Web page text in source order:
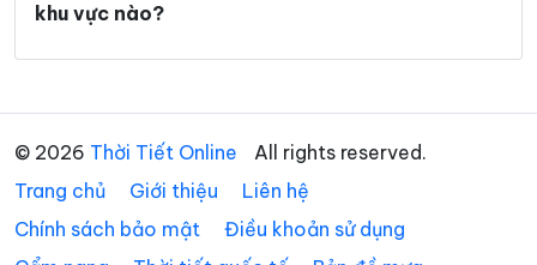
Xã Mường Lống
Xã Mường Típ Xã Mường Xén
Xã Mỹ Lý Xã Na Loi
Xã Na Ngoi Xã Nậm Cắn
Xã Nam Đàn Xã Nga My
khu vực nào?
© 2026 Thời Tiết Online
All rights reserved.
Trang chủ
Giới thiệu
Liên hệ
Chính sách bảo mật
Điều khoản sử dụng